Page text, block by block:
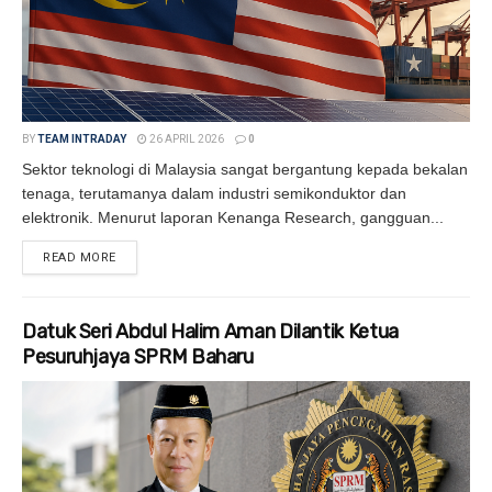
BYTEAM INTRADAY 26 APRIL 2026 0
Sektor teknologi di Malaysia sangat bergantung kepada bekalan
tenaga, terutamanya dalam industri semikonduktor dan
elektronik. Menurut laporan Kenanga Research, gangguan...
READ MORE
Datuk Seri Abdul Halim Aman Dilantik Ketua
Pesuruhjaya SPRM Baharu